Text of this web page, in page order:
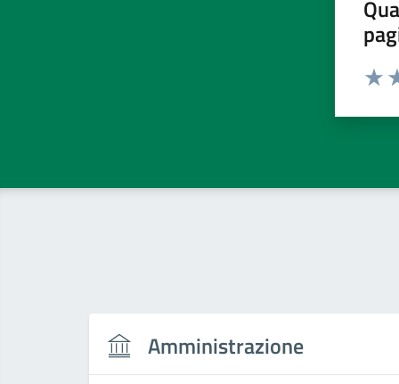
Amministrazione